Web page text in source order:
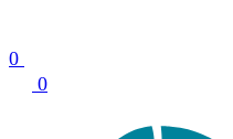
0
0